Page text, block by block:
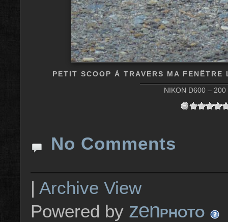
PETIT SCOOP À TRAVERS MA
NIKON D600 –
No Comments
| Archive View
Powered by zenPHOTO